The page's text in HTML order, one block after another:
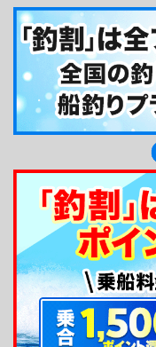
貸切可能で、友人
楽しめますよ。貸
ナーでもお気軽に
釣り船か
明石浦漁港で釣
です！季節折々の
や釣況を確認して
ります。お客様の
イフが送れるよう
^0^